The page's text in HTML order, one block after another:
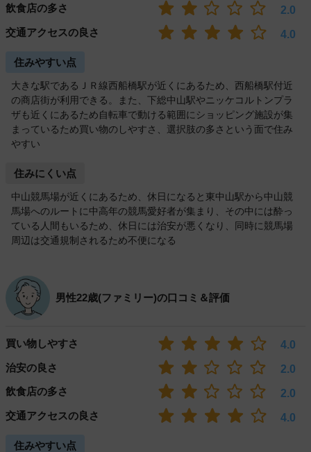
飲食店の多さ
2.0
交通アクセスの良さ
4.0
住みやすい点
大きな駅であるＪＲ線西船橋駅が近くにあるため、西船橋駅付近
の商店街が利用できる。また、下総中山駅やニッケコルトンプラ
ザも近くにあるため自転車で動ける範囲にショッピング施設が集
まっているため買い物のしやすさ、選択肢の多さという面で住み
やすい
住みにくい点
中山競馬場が近くにあるため、休日になると東中山駅から中山競
馬場へのルートに中高年の競馬愛好者が集まり、その中には酔っ
ている人間もいるため、休日には治安が悪くなり、同時に競馬場
周辺は交通規制されるため不便になる
男性22歳(ファミリー)の口コミ＆評価
買い物しやすさ
4.0
治安の良さ
2.0
飲食店の多さ
2.0
交通アクセスの良さ
4.0
住みやすい点